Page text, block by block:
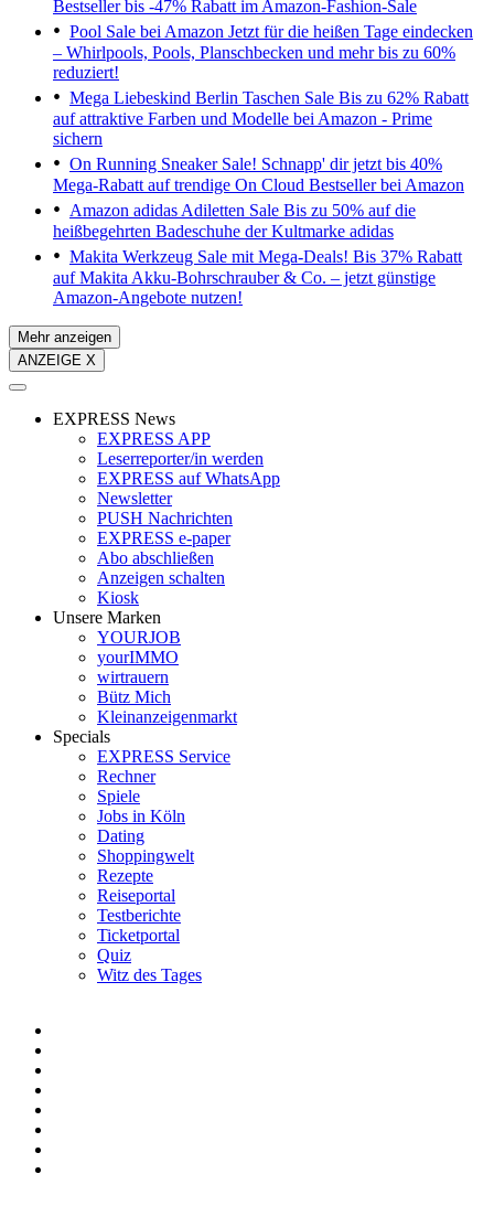
Bestseller bis -47% Rabatt im Amazon-Fashion-Sale
Pool Sale bei Amazon Jetzt für die heißen Tage eindecken
– Whirlpools, Pools, Planschbecken und mehr bis zu 60%
reduziert!
Mega Liebeskind Berlin Taschen Sale Bis zu 62% Rabatt
auf attraktive Farben und Modelle bei Amazon - Prime
sichern
On Running Sneaker Sale! Schnapp' dir jetzt bis 40%
Mega-Rabatt auf trendige On Cloud Bestseller bei Amazon
Amazon adidas Adiletten Sale Bis zu 50% auf die
heißbegehrten Badeschuhe der Kultmarke adidas
Makita Werkzeug Sale mit Mega-Deals! Bis 37% Rabatt
auf Makita Akku-Bohrschrauber & Co. – jetzt günstige
Amazon-Angebote nutzen!
Mehr anzeigen
ANZEIGE X
EXPRESS News
EXPRESS APP
Leserreporter/in werden
EXPRESS auf WhatsApp
Newsletter
PUSH Nachrichten
EXPRESS e-paper
Abo abschließen
Anzeigen schalten
Kiosk
Unsere Marken
YOURJOB
yourIMMO
wirtrauern
Bütz Mich
Kleinanzeigenmarkt
Specials
EXPRESS Service
Rechner
Spiele
Jobs in Köln
Dating
Shoppingwelt
Rezepte
Reiseportal
Testberichte
Ticketportal
Quiz
Witz des Tages